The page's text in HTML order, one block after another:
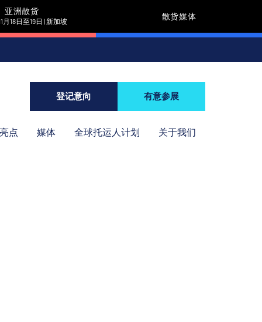
亚洲散货
月18日至19日 | 新加坡
散货媒体
登记意向 有意参展
点 媒体 全球托运人计划 关于我们